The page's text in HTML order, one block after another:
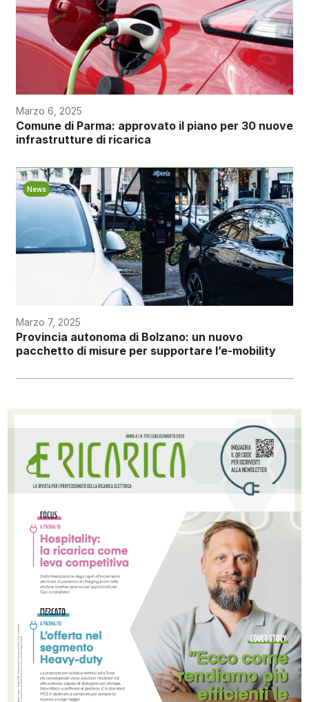
Marzo 6, 2025
Comune di Parma: approvato il piano per 30 nuove
infrastrutture di ricarica
News
Marzo 7, 2025
Provincia autonoma di Bolzano: un nuovo
pacchetto di misure per supportare l’e-mobility